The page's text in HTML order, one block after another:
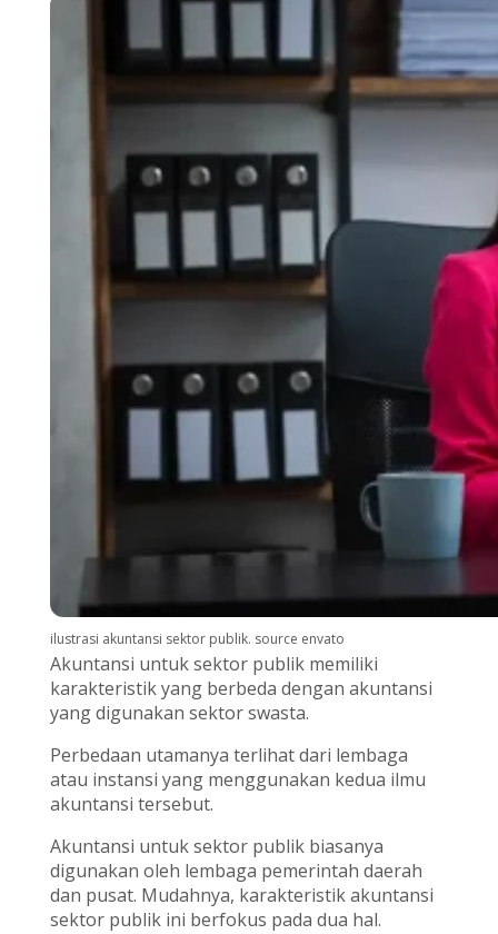
ilustrasi akuntansi sektor publik. source envato
Akuntansi untuk sektor publik memiliki
karakteristik yang berbeda dengan akuntansi
yang digunakan sektor swasta.
Perbedaan utamanya terlihat dari lembaga
atau instansi yang menggunakan kedua ilmu
akuntansi tersebut.
Akuntansi untuk sektor publik biasanya
digunakan oleh lembaga pemerintah daerah
dan pusat. Mudahnya, karakteristik akuntansi
sektor publik ini berfokus pada dua hal.